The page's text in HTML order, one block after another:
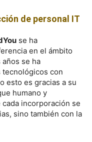
de personal IT
se ha
en el ámbito
años se ha
tecnológicos con
esto es gracias a su
humano y
incorporación se
sino también con la